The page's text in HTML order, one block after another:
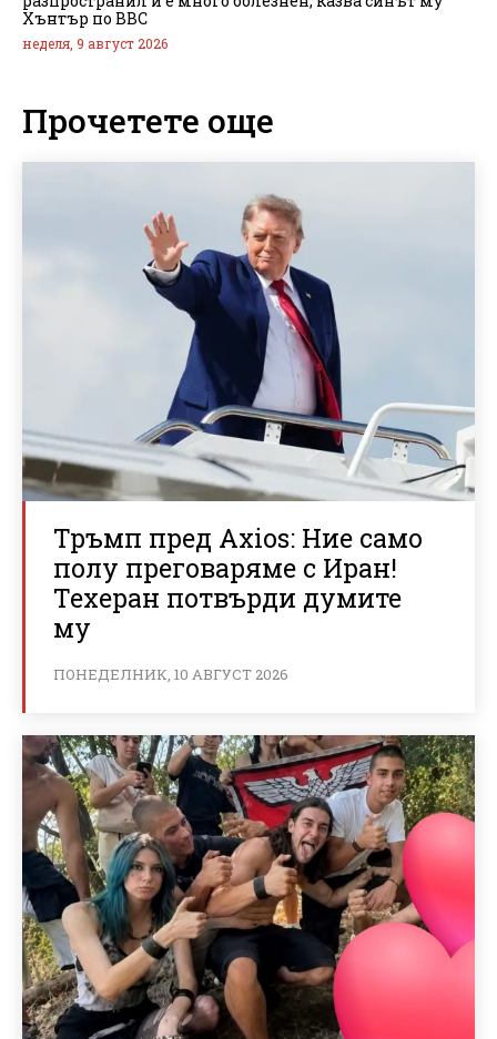
Хънтър по BBC
неделя, 9 август 2026
Прочетете още
Тръмп пред Axios: Ние само
полу преговаряме с Иран!
Техеран потвърди думите
му
ПОНЕДЕЛНИК, 10 АВГУСТ 2026